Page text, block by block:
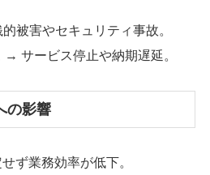
被害やセキュリティ事故。
サービス停止や納期遅延。
の影響
ず業務効率が低下。